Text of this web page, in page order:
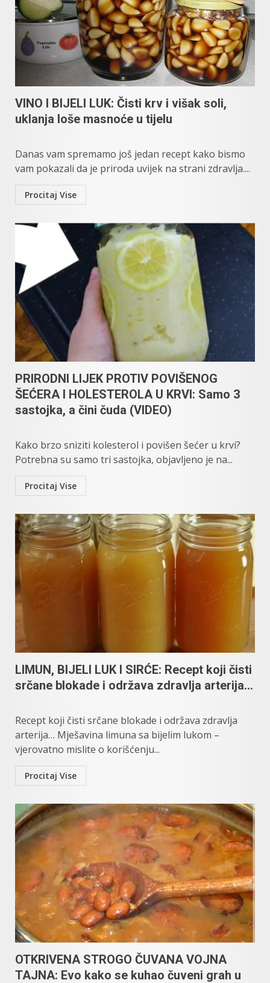
VINO I BIJELI LUK: Čisti krv i višak soli,
uklanja loše masnoće u tijelu
Danas vam spremamo još jedan recept kako bismo
vam pokazali da je priroda uvijek na strani zdravlja....
Procitaj Vise
PRIRODNI LIJEK PROTIV POVIŠENOG
ŠEĆERA I HOLESTEROLA U KRVI: Samo 3
sastojka, a čini čuda (VIDEO)
Kako brzo sniziti kolesterol i povišen šećer u krvi?
Potrebna su samo tri sastojka, objavljeno je na...
Procitaj Vise
LIMUN, BIJELI LUK I SIRĆE: Recept koji čisti
srčane blokade i održava zdravlja arterija…
Recept koji čisti srčane blokade i održava zdravlja
arterija… Mješavina limuna sa bijelim lukom –
vjerovatno mislite o korišćenju...
Procitaj Vise
OTKRIVENA STROGO ČUVANA VOJNA
TAJNA: Evo kako se kuhao čuveni grah u